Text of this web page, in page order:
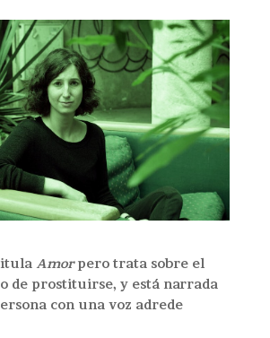
Amorpero trata sobre el
de prostituirse, y está narrada
con una voz adrede